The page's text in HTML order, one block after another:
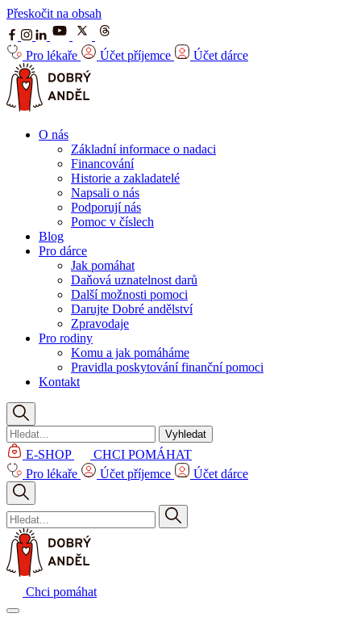
Přeskočit na obsah
Pro lékaře Účet příjemce Účet dárce
O nás
Základní informace o nadaci
Financování
Historie a zakladatelé
Napsali o nás
Podporují nás
Pomoc v číslech
Blog
Pro dárce
Jak pomáhat
Daňová uznatelnost darů
Další možnosti pomoci
Darujte Dobré andělství
Zpravodaje
Pro rodiny
Komu a jak pomáháme
Pravidla poskytování finanční pomoci
Kontakt
Vyhledat
E-SHOP
CHCI POMÁHAT
Pro lékaře
Účet příjemce Účet dárce
Chci pomáhat